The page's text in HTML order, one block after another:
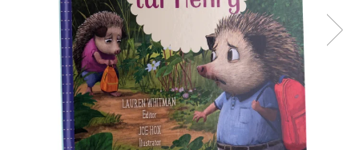
Prietenie, Logodnă și Căsătorie
Cărți de Colorat
Adolescenți și Tineri